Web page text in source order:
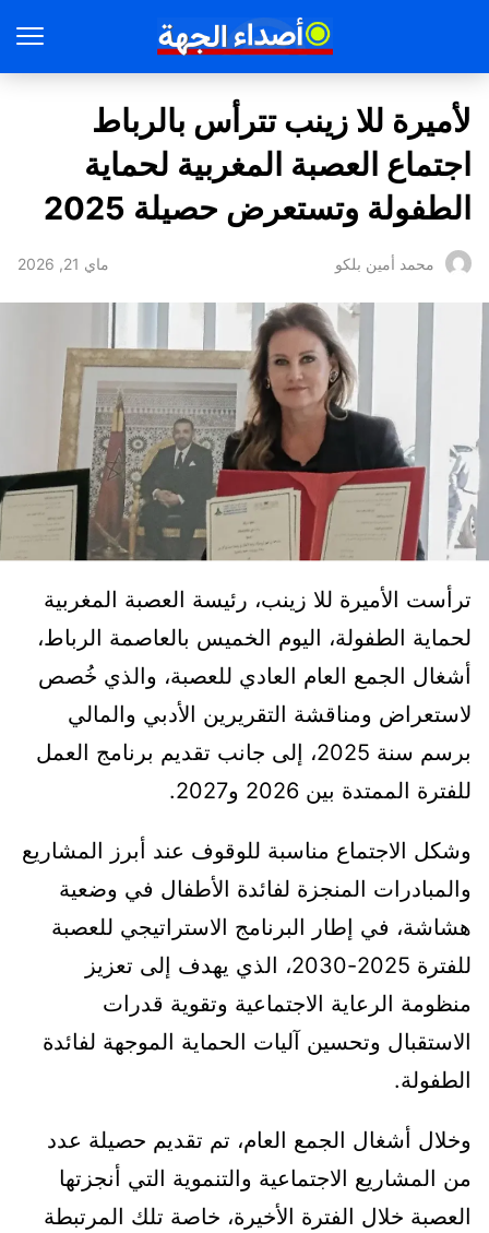
لأميرة للا زينب تترأس بالرباط
اجتماع العصبة المغربية لحماية
الطفولة وتستعرض حصيلة 2025
محمد أمين بلكو ماي 21, 2026
ترأست الأميرة للا زينب، رئيسة العصبة المغربية
لحماية الطفولة، اليوم الخميس بالعاصمة الرباط،
أشغال الجمع العام العادي للعصبة، والذي خُصص
لاستعراض ومناقشة التقريرين الأدبي والمالي
برسم سنة 2025، إلى جانب تقديم برنامج العمل
للفترة الممتدة بين 2026 و2027.
وشكل الاجتماع مناسبة للوقوف عند أبرز المشاريع
والمبادرات المنجزة لفائدة الأطفال في وضعية
هشاشة، في إطار البرنامج الاستراتيجي للعصبة
للفترة 2025-2030، الذي يهدف إلى تعزيز
منظومة الرعاية الاجتماعية وتقوية قدرات
الاستقبال وتحسين آليات الحماية الموجهة لفائدة
الطفولة.
وخلال أشغال الجمع العام، تم تقديم حصيلة عدد
من المشاريع الاجتماعية والتنموية التي أنجزتها
العصبة خلال الفترة الأخيرة، خاصة تلك المرتبطة